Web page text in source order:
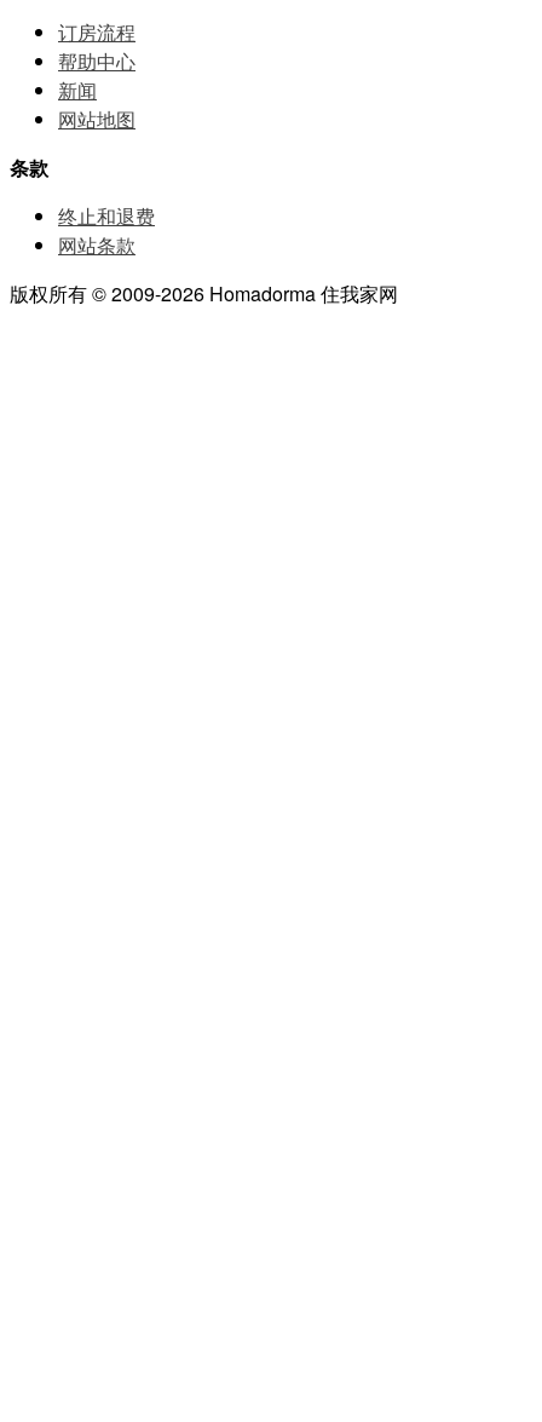
订房流程
帮助中⼼
新闻
网站地图
条款
终止和退费
网站条款
版权所有 © 2009-2026 Homadorma 住我家网